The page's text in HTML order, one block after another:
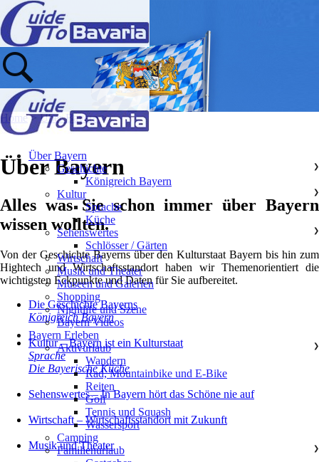
Home>Über Bayern>
Über Bayern
Alles was Sie schon immer über Bayern
wissen wollten.
Von der Geschichte Bayerns über den Kulturstaat Bayern bis hin zum
Hightech und Wirtschaftsstandort haben wir Themenorientiert die
wichtigsten Eckpunkte und Daten für Sie aufbereitet.
Die Geschichte Bayerns
Königreich Bayern
Kultur – Bayern ist ein Kulturstaat
Sprache
Die Bayerische Küche
Sehenswertes – In Bayern hört das Schöne nie auf
Wirtschaft – Wirtschaftsstandort mit Zukunft
Musik und Theater
Über Bayern
Geschichte
❯
Königreich Bayern
Kultur
❯
Sprache
Küche
Sehenswertes
❯
Schlösser / Gärten
Wirtschaft
Musik und Theater
Museen und Galerien
Shopping
Nightlife und Szene
Bayern Videos
Bayern Erleben
Aktivurlaub
❯
Wandern
Rad, Mountainbike und E-Bike
Reiten
Golf
Tennis und Squash
Wassersport
Camping
Familienurlaub
❯